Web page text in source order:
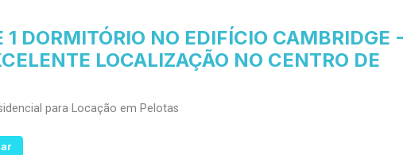
1 DORMITÓRIO NO EDIFÍCIO CAMBRIDGE -
LOCALIZAÇÃO NO CENTRO DE
para Locação em Pelotas